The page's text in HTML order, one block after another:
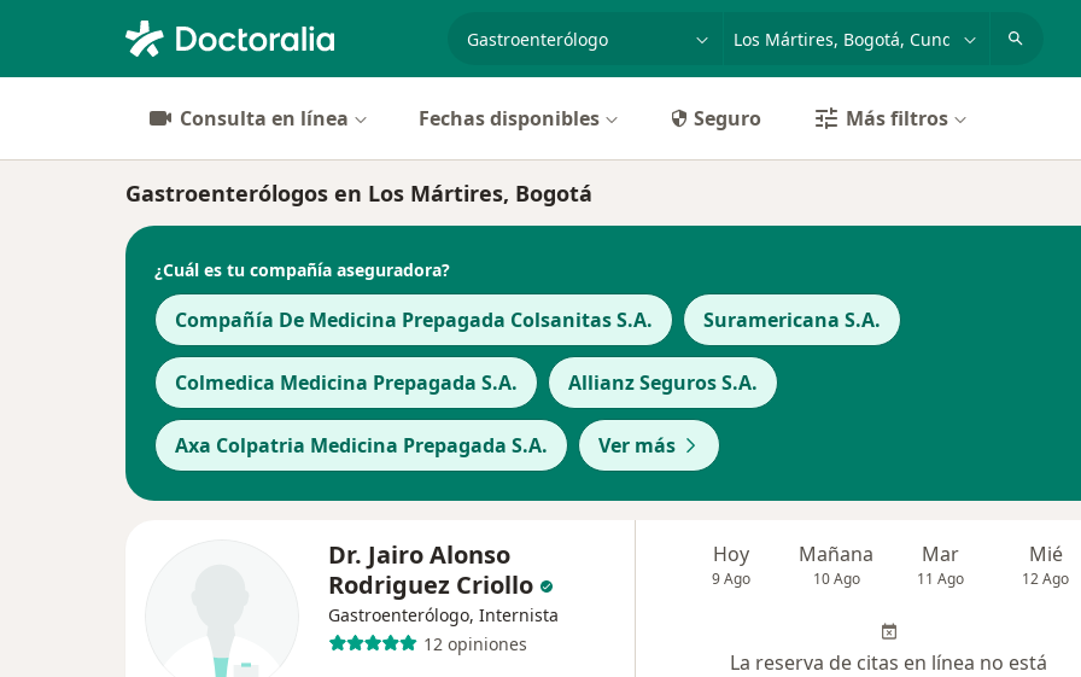
especialidad, enfermedad o nombre
p. ej. Bogotá
Consulta en línea Fechas disponibles Seguro Más filtros
Gastroenterólogos en Los Mártires, Bogotá
¿Cuál es tu compañía aseguradora?
Compañía De Medicina Prepagada Colsanitas S.A. Suramericana S.A.
Colmedica Medicina Prepagada S.A. Allianz Seguros S.A.
Axa Colpatria Medicina Prepagada S.A. Ver más
Dr. Jairo Alonso
Rodriguez Criollo
Gastroenterólogo, Internista
12 opiniones
Hoy
9 Ago
Mañana
10 Ago
Mar
11 Ago
Mié
12 Ago
La reserva de citas en línea no está